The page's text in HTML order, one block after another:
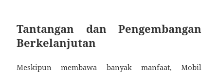
Tantangan dan Pengembangan
Berkelanjutan
Meskipun membawa banyak manfaat, Mobil